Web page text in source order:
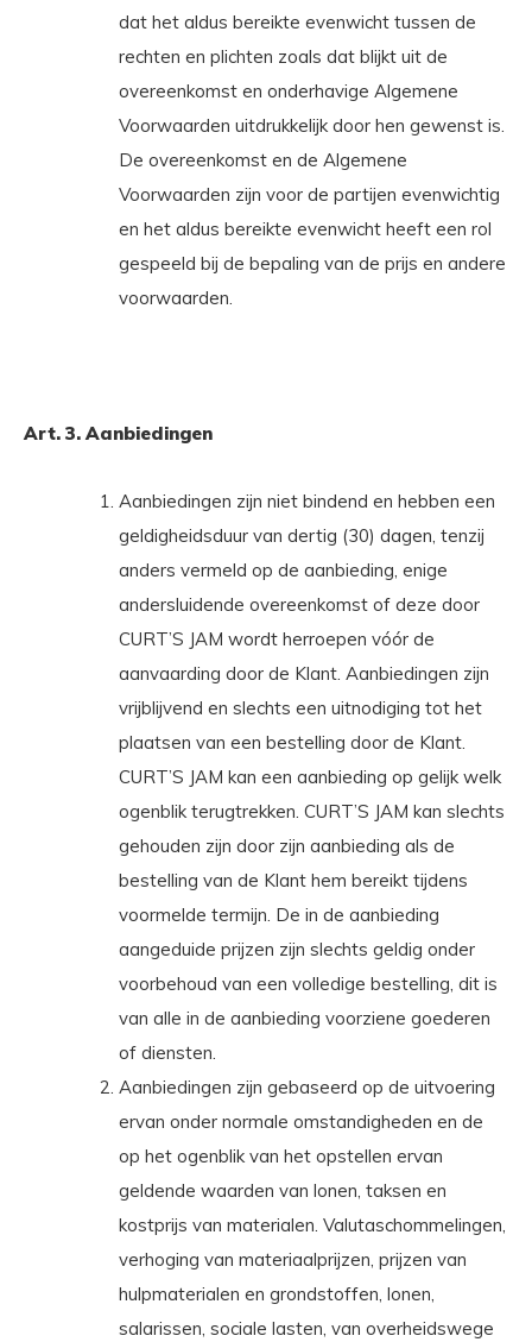
dat het aldus bereikte evenwicht tussen de
rechten en plichten zoals dat blijkt uit de
overeenkomst en onderhavige Algemene
Voorwaarden uitdrukkelijk door hen gewenst is.
De overeenkomst en de Algemene
Voorwaarden zijn voor de partijen evenwichtig
en het aldus bereikte evenwicht heeft een rol
gespeeld bij de bepaling van de prijs en andere
voorwaarden.
Art. 3. Aanbiedingen
Aanbiedingen zijn niet bindend en hebben een
geldigheidsduur van dertig (30) dagen, tenzij
anders vermeld op de aanbieding, enige
andersluidende overeenkomst of deze door
CURT’S JAM wordt herroepen vóór de
aanvaarding door de Klant. Aanbiedingen zijn
vrijblijvend en slechts een uitnodiging tot het
plaatsen van een bestelling door de Klant.
CURT’S JAM kan een aanbieding op gelijk welk
ogenblik terugtrekken. CURT’S JAM kan slechts
gehouden zijn door zijn aanbieding als de
bestelling van de Klant hem bereikt tijdens
voormelde termijn. De in de aanbieding
aangeduide prijzen zijn slechts geldig onder
voorbehoud van een volledige bestelling, dit is
van alle in de aanbieding voorziene goederen
of diensten.
Aanbiedingen zijn gebaseerd op de uitvoering
ervan onder normale omstandigheden en de
op het ogenblik van het opstellen ervan
geldende waarden van lonen, taksen en
kostprijs van materialen. Valutaschommelingen,
verhoging van materiaalprijzen, prijzen van
hulpmaterialen en grondstoffen, lonen,
salarissen, sociale lasten, van overheidswege